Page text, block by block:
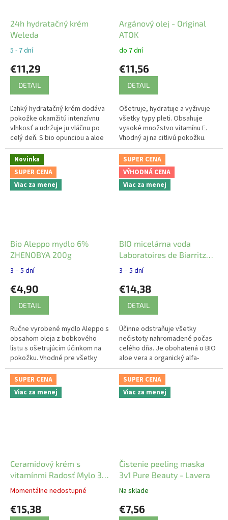
24h hydratačný krém
Weleda
5 - 7 dní
€11,29
DETAIL
Ľahký hydratačný krém dodáva
pokožke okamžitú intenzívnu
vlhkosť a udržuje ju vláčnu po
celý deň. S bio opunciou a aloe
vera. Pre normálnu a suchšiu
pokožku.
Argánový olej - Original
ATOK
do 7 dní
€11,56
DETAIL
Ošetruje, hydratuje a vyživuje
všetky typy pleti. Obsahuje
vysoké množstvo vitamínu E.
Vhodný aj na citlivú pokožku.
Veľmi dobre sa vstrebáva.
Novinka
SUPER CENA
Viac za menej
Bio Aleppo mydlo 6%
ZHENOBYA 200g
3 – 5 dní
€4,90
DETAIL
Ručne vyrobené mydlo Aleppo s
obsahom oleja z bobkového
listu s ošetrujúcim účinkom na
pokožku. Vhodné pre všetky
typy pokožky.
SUPER CENA
VÝHODNÁ CENA
Viac za menej
BIO micelárna voda
Laboratoires de Biarritz
200 ml
3 – 5 dní
€14,38
DETAIL
Účinne odstraňuje všetky
nečistoty nahromadené počas
celého dňa. Je obohatená o BIO
aloe vera a organický alfa-
bisabolol, hydratuje s účinkom
proti začervenaniu.
SUPER CENA
Viac za menej
Ceramidový krém s
vitamínmi Radosť Mylo 30
Momentálne nedostupné
€15,38
SUPER CENA
Viac za menej
Čistenie peeling maska
3v1 Pure Beauty - Lavera
Na sklade
€7,56